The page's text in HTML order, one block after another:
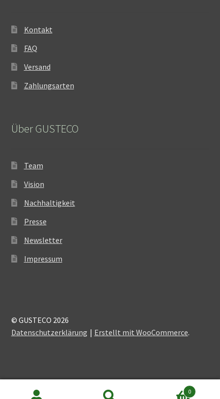
Kontakt
FAQ
Versand
Zahlungsarten
Über GUSTECO
Team
Vision
Nachhaltigkeit
Presse
Newsletter
Impressum
© GUSTECO 2026
Datenschutzerklärung
Erstellt mit WooCommerce.
0
Alle Preise inkl. der gesetzlichen MwSt.